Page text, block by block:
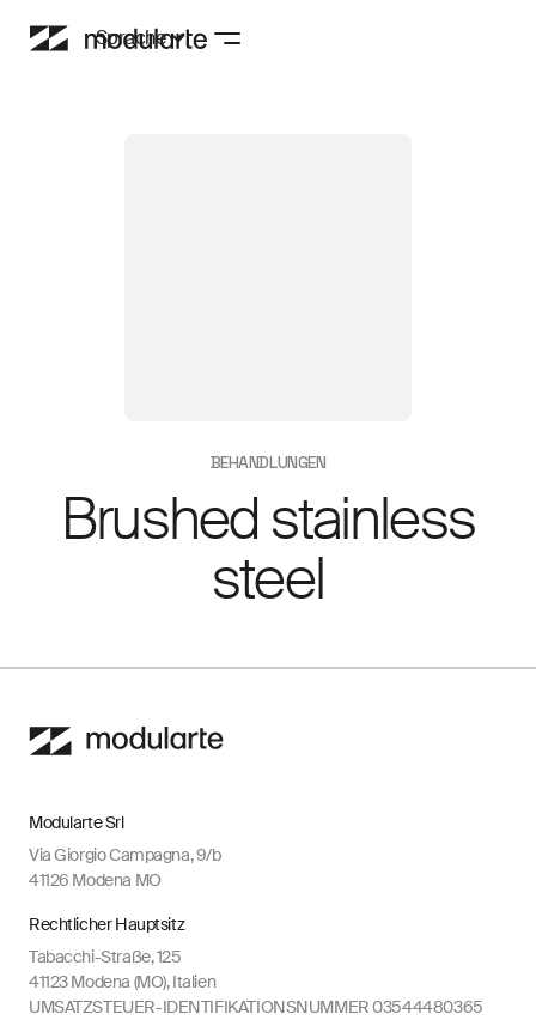
Sprache
BEHANDLUNGEN
Brushed stainless
steel
Modularte Srl
Via Giorgio Campagna, 9/b
41126 Modena MO
Rechtlicher Hauptsitz
Tabacchi-Straße, 125
41123 Modena (MO), Italien
UMSATZSTEUER-IDENTIFIKATIONSNUMMER 03544480365